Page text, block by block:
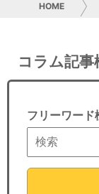
グループ概要
日本人にPR
コンサルティン
HOME
コラム記事
フリーワード